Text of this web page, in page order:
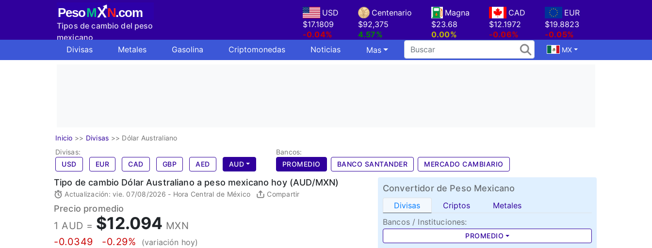
PesoMXN.com
Tipos de cambio del peso
mexicano
USD
$17.1809
-0.04%
Centenario
$92,375
4.57%
Magna
$23.68
0.00%
CAD
$12.1972
-0.06%
EUR
$19.8823
-0.05%
Divisas
Metales Gasolina Criptomonedas Noticias Mas MX
Inicio >> Divisas >> Dólar Australiano
Divisas:
USD
EUR CAD GBP AED AUD
Bancos:
PROMEDIO
BANCO SANTANDER MERCADO CAMBIARIO
Tipo de cambio Dólar Australiano a peso mexicano hoy (AUD/MXN)
Actualización: vie. 07/08/2026 - Hora Central de México Compartir
Precio promedio
1 AUD = $12.094 MXN
-0.0349
-0.29% (variación hoy)
Convertidor de Peso Mexicano
Divisas Criptos
Metales
Bancos / Instituciones:
PROMEDIO